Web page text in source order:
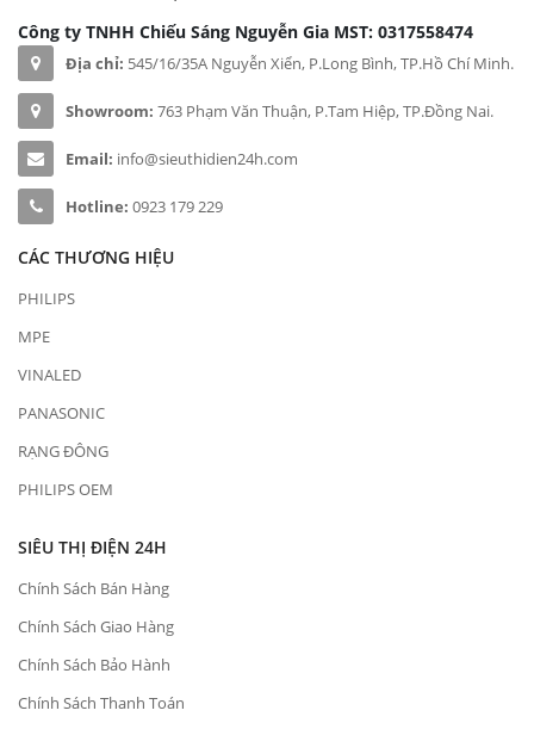
Công ty TNHH Chiếu Sáng Nguyễn Gia MST: 0317558474
Địa chỉ: 545/16/35A Nguyễn Xiển, P.Long Bình, TP.Hồ Chí Minh.
Showroom: 763 Phạm Văn Thuận, P.Tam Hiệp, TP.Đồng Nai.
Email: info@sieuthidien24h.com
Hotline: 0923 179 229
CÁC THƯƠNG HIỆU
PHILIPS
MPE
VINALED
PANASONIC
RẠNG ĐÔNG
PHILIPS OEM
SIÊU THỊ ĐIỆN 24H
Chính Sách Bán Hàng
Chính Sách Giao Hàng
Chính Sách Bảo Hành
Chính Sách Thanh Toán